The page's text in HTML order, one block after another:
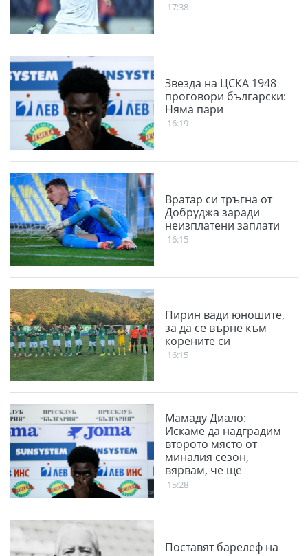
17:38
Звезда на ЦСКА 1948
проговори български:
Няма пари
16:19
Вратар си тръгна от
Добруджа заради
неизплатени заплати
16:15
Пирин вади юношите,
за да се върне към
корените си
16:15
Мамаду Диало:
Искаме да надградим
второто място от
миналия сезон,
вярвам, че ще
победим
15:28
Поставят барелеф на